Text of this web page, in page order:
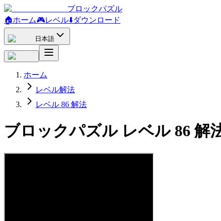
ブロックパズル
🏠ホーム🎮レベル⬇️ダウンロード
日本語
ホーム
レベル解法
レベル 86 解法
ブロックパズル レベル 86 解